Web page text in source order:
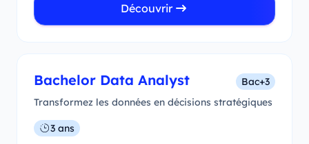
Découvrir
Bachelor Data Analyst
Bac+3
Transformez les données en décisions stratégiques
3 ans